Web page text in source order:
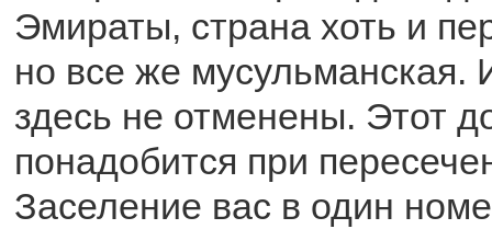
Эмираты, страна хоть и
но все же мусульманская.
здесь не отменены. Этот
понадобится при
Заселение вас в один